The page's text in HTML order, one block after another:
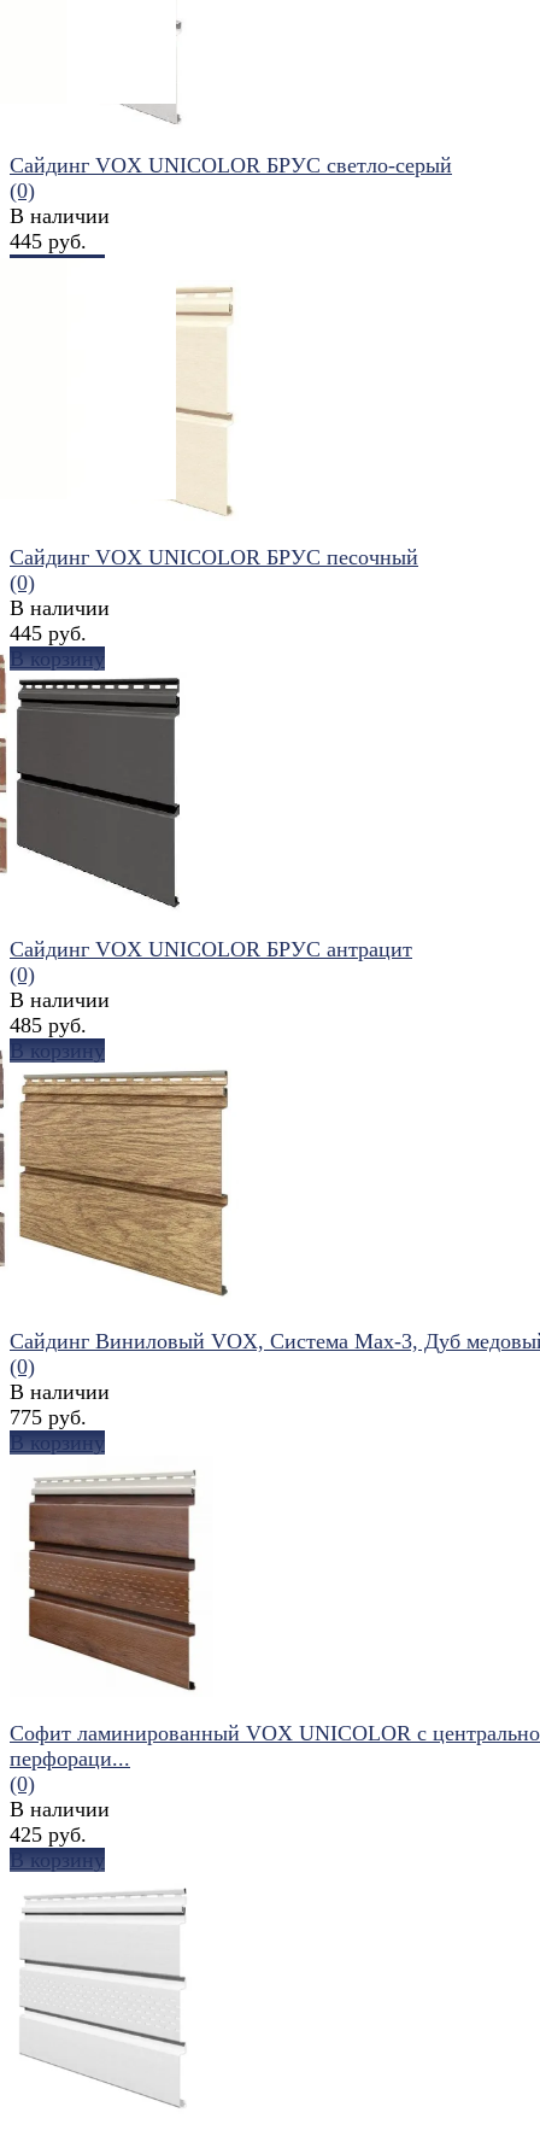
Сайдинг VOX UNICOLOR БРУС светло-серый
(0)
В наличии
445 руб.
В корзину
избранное
Сайдинг VOX UNICOLOR БРУС песочный
(0)
В наличии
445 руб.
В корзину
избранное сравнить
Сайдинг VOX UNICOLOR БРУС антрацит
(0)
В наличии
485 руб.
В корзину
избранное сравнить
Сайдинг Виниловый VOX, Система Max-3, Дуб
(0)
В наличии
775 руб.
В корзину
избранное
Софит ламинированный VOX UNICOLOR с
перфораци...
(0)
В наличии
425 руб.
В корзину